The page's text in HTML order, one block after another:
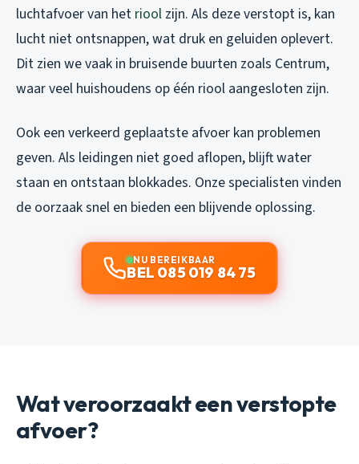
luchtafvoer van het riool zijn. Als deze verstopt is, kan
lucht niet ontsnappen, wat druk en geluiden oplevert.
Dit zien we vaak in bruisende buurten zoals Centrum,
waar veel huishoudens op één riool aangesloten zijn.
Ook een verkeerd geplaatste afvoer kan problemen
geven. Als leidingen niet goed aflopen, blijft water
staan en ontstaan blokkades. Onze specialisten vinden
de oorzaak snel en bieden een blijvende oplossing.
NU BEREIKBAAR
BEL 085 019 84 75
Wat veroorzaakt een verstopte
afvoer?